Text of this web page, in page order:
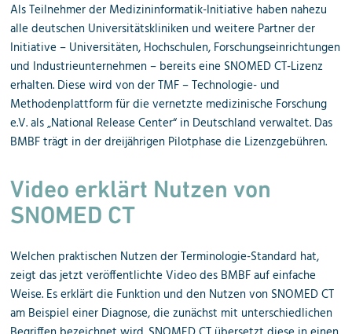
Als Teilnehmer der Medizininformatik-Initiative haben nahezu
alle deutschen Universitätskliniken und weitere Partner der
Initiative – Universitäten, Hochschulen, Forschungseinrichtungen
und Industrieunternehmen – bereits eine SNOMED CT-Lizenz
erhalten. Diese wird von der TMF – Technologie- und
Methodenplattform für die vernetzte medizinische Forschung
e.V. als „National Release Center“ in Deutschland verwaltet. Das
BMBF trägt in der dreijährigen Pilotphase die Lizenzgebühren.
Video erklärt Nutzen von
SNOMED CT
Welchen praktischen Nutzen der Terminologie-Standard hat,
zeigt das jetzt veröffentlichte Video des BMBF auf einfache
Weise. Es erklärt die Funktion und den Nutzen von SNOMED CT
am Beispiel einer Diagnose, die zunächst mit unterschiedlichen